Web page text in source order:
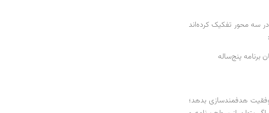
سه محور تفکیک کرده‌اند
هدفمندسازی بدهد؛